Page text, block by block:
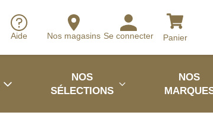
Aide Nos magasins Se connecter Panier
NOS
SÉLECTIONS
NOS